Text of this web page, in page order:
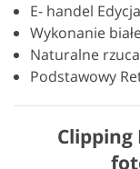
E- handel
Wykonanie
Naturalne
Podstawowy
Clipping